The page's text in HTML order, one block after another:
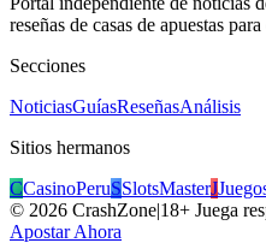
reseñas de casas de apuestas
Secciones
NoticiasGuíasReseñasAnálisis
Sitios hermanos
CCasinoPeruSSlotsMasterJ
© 2026 CrashZone|18+ Juega
Apostar Ahora